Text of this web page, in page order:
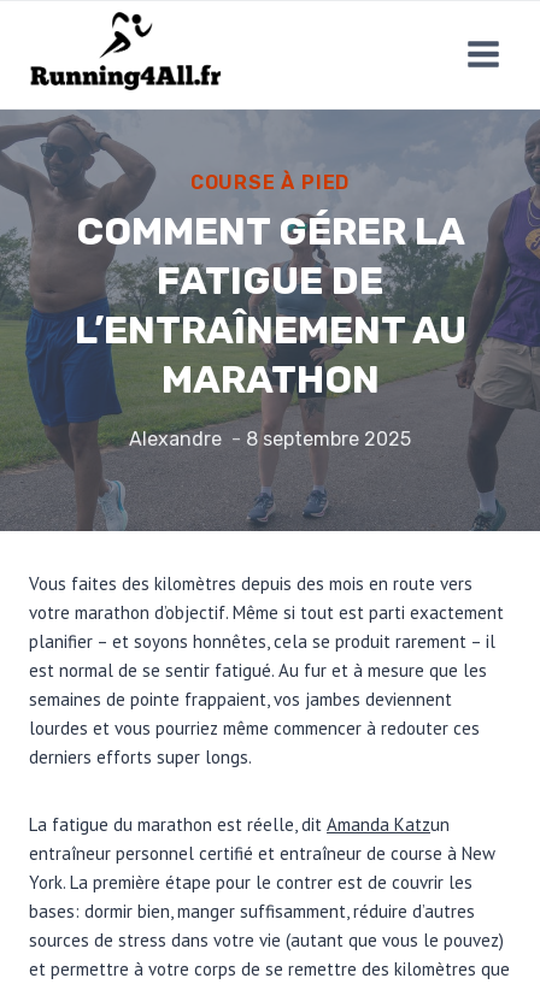
contenu
COURSE À PIED
COMMENT GÉRER LA
FATIGUE DE
L’ENTRAÎNEMENT AU
MARATHON
Alexandre 8 septembre 2025
Vous faites des kilomètres depuis des mois en route vers
votre marathon d’objectif. Même si tout est parti exactement
planifier – et soyons honnêtes, cela se produit rarement – il
est normal de se sentir fatigué. Au fur et à mesure que les
semaines de pointe frappaient, vos jambes deviennent
lourdes et vous pourriez même commencer à redouter ces
derniers efforts super longs.
La fatigue du marathon est réelle, dit Amanda Katzun
entraîneur personnel certifié et entraîneur de course à New
York. La première étape pour le contrer est de couvrir les
bases: dormir bien, manger suffisamment, réduire d’autres
sources de stress dans votre vie (autant que vous le pouvez)
et permettre à votre corps de se remettre des kilomètres que